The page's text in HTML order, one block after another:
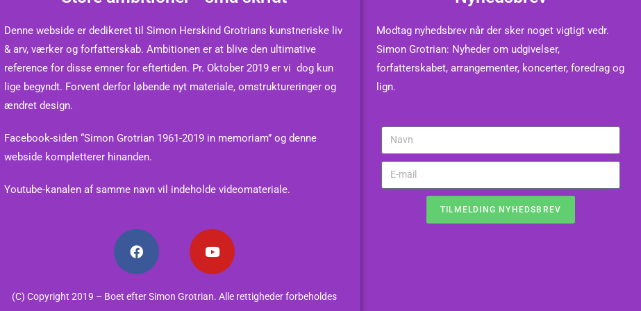
Denne webside er dedikeret til Simon Herskind Grotrians kunstneriske liv
& arv, værker og forfatterskab. Ambitionen er at blive den ultimative
reference for disse emner for eftertiden. Pr. Oktober 2019 er vi dog kun
lige begyndt. Forvent derfor løbende nyt materiale, omstruktureringer og
ændret design.
Facebook-siden “Simon Grotrian 1961-2019 in memoriam” og denne
webside kompletterer hinanden.
Youtube-kanalen af samme navn vil indeholde videomateriale.
(C) Copyright 2019 – Boet efter Simon Grotrian. Alle rettigheder forbeholdes
Modtag nyhedsbrev når der sker noget vigtigt vedr.
Simon Grotrian: Nyheder om udgivelser,
forfatterskabet, arrangementer, koncerter, foredrag og
lign.
TILMELDING NYHEDSBREV